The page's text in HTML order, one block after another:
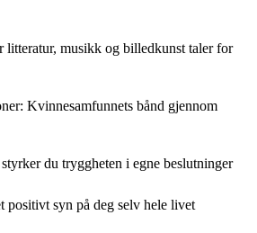
litteratur, musikk og billedkunst taler for
Kvinnesamfunnets bånd gjennom
du tryggheten i egne beslutninger
positivt syn på deg selv hele livet